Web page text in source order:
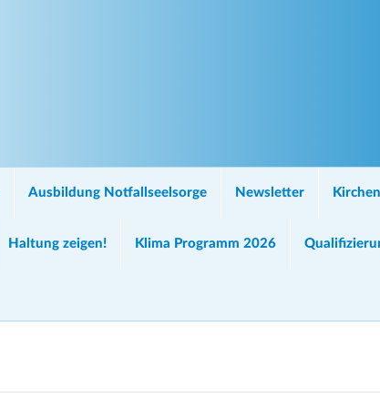
Ausbildung Notfallseelsorge Newsletter
Haltung zeigen! Klima Programm 2026